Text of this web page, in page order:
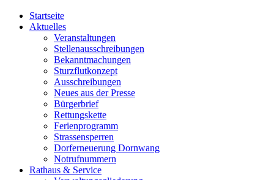
Startseite
Aktuelles
Veranstaltungen
Stellenausschreibungen
Bekanntmachungen
Sturzflutkonzept
Ausschreibungen
Neues aus der Presse
Bürgerbrief
Rettungskette
Ferienprogramm
Strassensperren
Dorferneuerung Dornwang
Notrufnummern
Rathaus & Service